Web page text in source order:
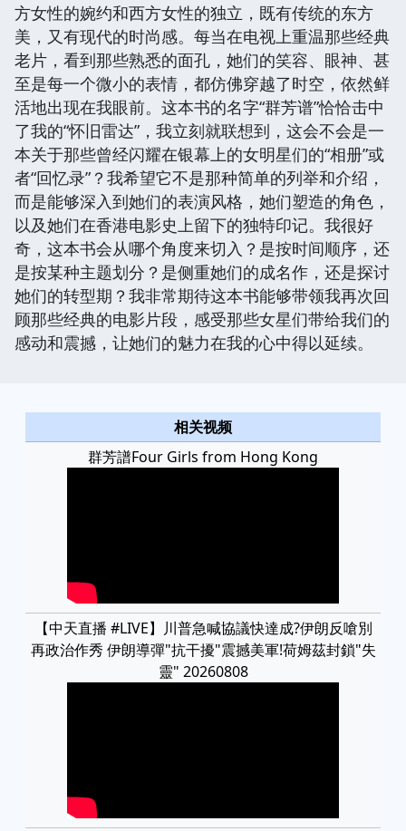
方女性的婉约和西方女性的独立，既有传统的东方
美，又有现代的时尚感。每当在电视上重温那些经典
老片，看到那些熟悉的面孔，她们的笑容、眼神、甚
至是每一个微小的表情，都仿佛穿越了时空，依然鲜
活地出现在我眼前。这本书的名字“群芳谱”恰恰击中
了我的“怀旧雷达”，我立刻就联想到，这会不会是一
本关于那些曾经闪耀在银幕上的女明星们的“相册”或
者“回忆录”？我希望它不是那种简单的列举和介绍，
而是能够深入到她们的表演风格，她们塑造的角色，
以及她们在香港电影史上留下的独特印记。我很好
奇，这本书会从哪个角度来切入？是按时间顺序，还
是按某种主题划分？是侧重她们的成名作，还是探讨
她们的转型期？我非常期待这本书能够带领我再次回
顾那些经典的电影片段，感受那些女星们带给我们的
感动和震撼，让她们的魅力在我的心中得以延续。
相关视频
群芳譜Four Girls from Hong Kong
【中天直播 #LIVE】川普急喊協議快達成?伊朗反嗆別
再政治作秀 伊朗導彈"抗干擾"震撼美軍!荷姆茲封鎖"失
靈" 20260808